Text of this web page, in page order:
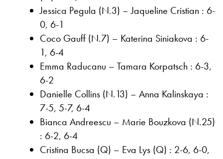
Jessica Pegula (N.3) – Jaqueline Cristian : 6-
0, 6-1
Coco Gauff (N.7) – Katerina Siniakova : 6-
1, 6-4
Emma Raducanu – Tamara Korpatsch : 6-3,
6-2
Danielle Collins (N.13) – Anna Kalinskaya :
7-5, 5-7, 6-4
Bianca Andreescu – Marie Bouzkova (N.25)
: 6-2, 6-4
Cristina Bucsa (Q) – Eva Lys (Q) : 2-6, 6-0,